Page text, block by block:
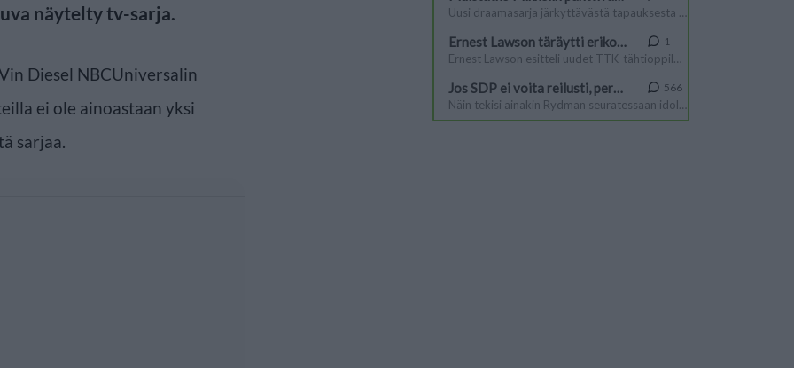
näytelty tv-sarja.
Diesel NBCUniversalin
ei ole ainoastaan yksi
sarjaa.